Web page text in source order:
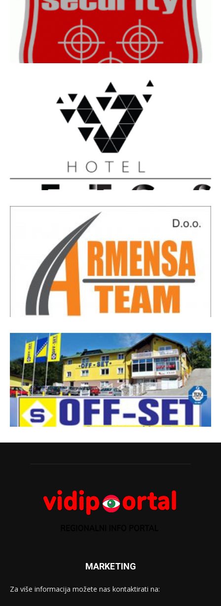
MARKETING
Za više informacija možete nas kontaktirati na: